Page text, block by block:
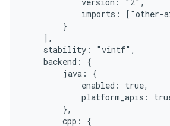
imports: ["other-
        }
    ],
    stability: "vintf",
    backend: {
        java: {
            enabled: true,
platform_apis:
        },
        cpp: {